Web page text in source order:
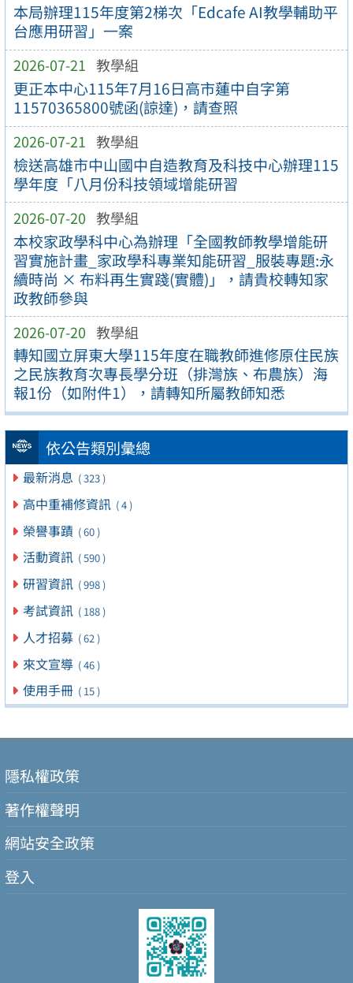
本局辦理115年度第2梯次「Edcafe AI教學輔助平
台應用研習」一案
2026-07-21 教學組
更正本中心115年7月16日高市蓮中自字第
11570365800號函(諒達)，請查照
2026-07-21 教學組
檢送高雄市中山國中自造教育及科技中心辦理115
學年度「八月份科技領域增能研習
2026-07-20 教學組
本校家政學科中心為辦理「全國教師教學增能研
習實施計畫_家政學科專業知能研習_服裝專題:永
續時尚 × 布料再生實踐(實體)」，請貴校轉知家
政教師參與
2026-07-20 教學組
轉知國立屏東大學115年度在職教師進修原住民族
之民族教育次專長學分班（排灣族、布農族）海
報1份（如附件1），請轉知所屬教師知悉
依公告類別彙總
最新消息 ( 323 )
高中重補修資訊 ( 4 )
榮譽事蹟 ( 60 )
活動資訊 ( 590 )
研習資訊 ( 998 )
考試資訊 ( 188 )
人才招募 ( 62 )
來文宣導 ( 46 )
使用手冊 ( 15 )
隱私權政策
著作權聲明
網站安全政策
登入